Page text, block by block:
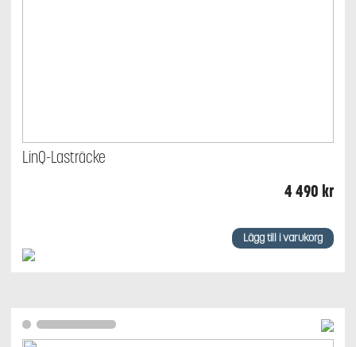
LinQ-Lasträcke
4 490 kr
Lägg till i varukorg